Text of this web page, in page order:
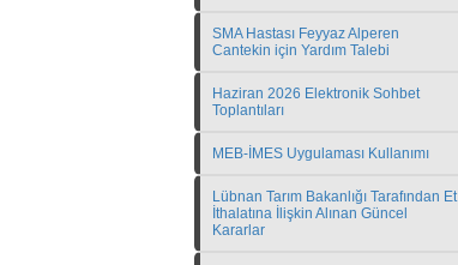
SMA Hastası Feyyaz Alperen
Cantekin için Yardım Talebi
Haziran 2026 Elektronik Sohbet
Toplantıları
MEB-İMES Uygulaması Kullanımı
Lübnan Tarım Bakanlığı Tarafından Et
İthalatına İlişkin Alınan Güncel
Kararlar